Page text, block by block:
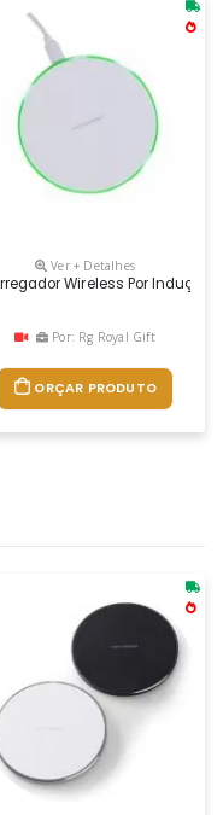
Ótimo Acabamento
Ver + Detalhes
Wireless Por Indução
Por: Rg Royal Gift
ORÇAR PRODUTO